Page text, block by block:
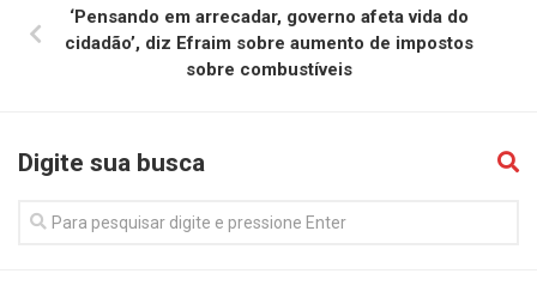
‘Pensando em arrecadar, governo afeta vida do
cidadão’, diz Efraim sobre aumento de impostos
sobre combustíveis
Digite sua busca